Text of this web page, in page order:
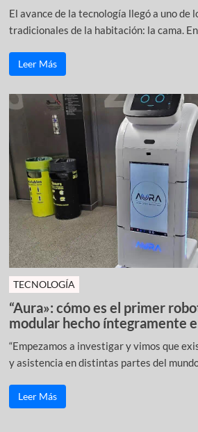
El avance de la tecnología llegó a uno de
tradicionales de la habitación: la cama.
Leer Más
TECNOLOGÍA
“Aura»: cómo es el primer
modular hecho íntegramente
“Empezamos a investigar y vimos que
y asistencia en distintas partes del
Leer Más